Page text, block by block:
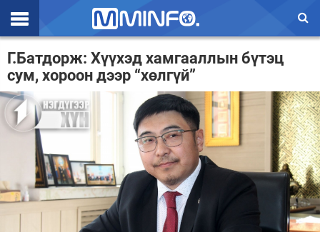
Эхлэл
Цаг агаар
Валют ханш
Улс төр
Эдийн засаг
Үзэл бодол
Г.Батдорж: Хүүхэд хамгааллын бүтэц
сум, хороон дээр “хөлгүй”